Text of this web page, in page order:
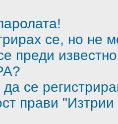
се, но не
преди
се
прави "Изтрии